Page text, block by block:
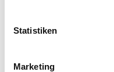
Statistiken
Marketing